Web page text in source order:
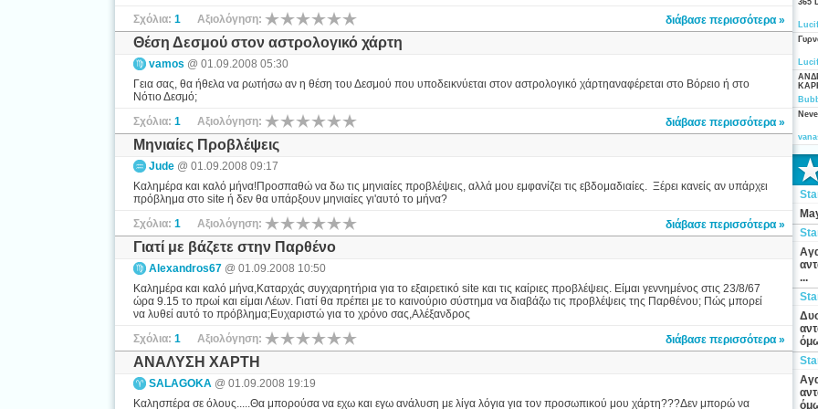
διάβασε περισσότερα »
Σχόλια: 1 Αξιολόγηση:
Θέση Δεσμού στον αστρολογικό χάρτη
vamos @ 01.09.2008 05:30
Γεια σας, θα ήθελα να ρωτήσω αν η θέση του Δεσμού που υποδεικνύεται στον αστρολογικό χάρτηαναφέρεται στο Βόρειο ή στο
Νότιο Δεσμό;
διάβασε περισσότερα »
Σχόλια: 1 Αξιολόγηση:
Μηνιαίες Προβλέψεις
Jude @ 01.09.2008 09:17
Καλημέρα και καλό μήνα!Προσπαθώ να δω τις μηνιαίες προβλέψεις, αλλά μου εμφανίζει τις εβδομαδιαίες. Ξέρει κανείς αν υπάρχει
πρόβλημα στο site ή δεν θα υπάρξουν μηνιαίες γι'αυτό το μήνα?
διάβασε περισσότερα »
Σχόλια: 1 Αξιολόγηση:
Γιατί με βάζετε στην Παρθένο
Alexandros67 @ 01.09.2008 10:50
Καλημέρα και καλό μήνα,Καταρχάς συγχαρητήρια για το εξαιρετικό site και τις καίριες προβλέψεις. Είμαι γεννημένος στις 23/8/67
ώρα 9.15 το πρωί και είμαι Λέων. Γιατί θα πρέπει με το καινούριο σύστημα να διαβάζω τις προβλέψεις της Παρθένου; Πώς μπορεί
να λυθεί αυτό το πρόβλημα;Ευχαριστώ για το χρόνο σας,Αλέξανδρος
διάβασε περισσότερα »
Σχόλια: 1 Αξιολόγηση:
ΑΝΑΛΥΣΗ ΧΑΡΤΗ
SALAGOKA @ 01.09.2008 19:19
Καλησπέρα σε όλους.....Θα μπορούσα να εχω και εγω ανάλυση με λίγα λόγια για τον προσωπικού μου χάρτη???Δεν μπορώ να
365
...